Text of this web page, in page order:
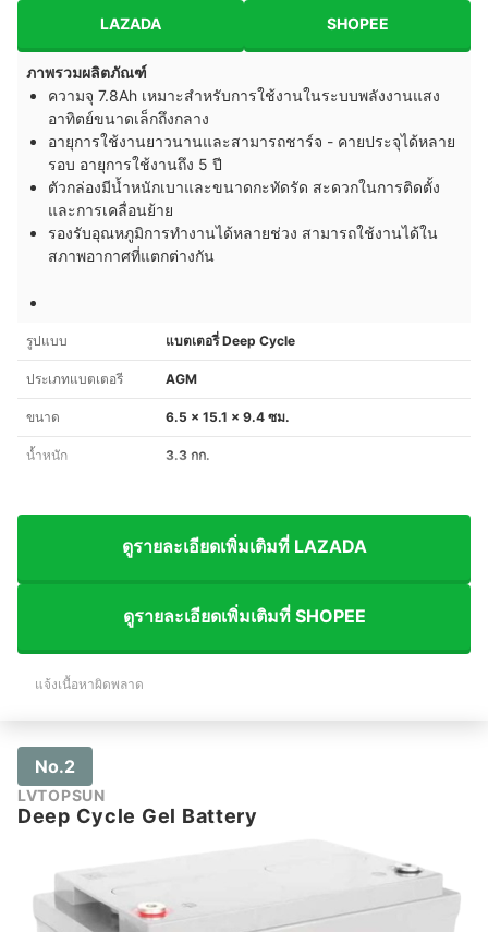
LAZADA SHOPEE
ภาพรวมผลิตภัณฑ์
ความจุ 7.8Ah เหมาะสำหรับการใช้งานในระบบพลังงานแสง
อาทิตย์ขนาดเล็กถึงกลาง
อายุการใช้งานยาวนานและสามารถชาร์จ - คายประจุได้หลาย
รอบ อายุการใช้งานถึง 5 ปี
ตัวกล่องมีน้ำหนักเบาและขนาดกะทัดรัด สะดวกในการติดตั้ง
และการเคลื่อนย้าย
รองรับอุณหภูมิการทำงานได้หลายช่วง สามารถใช้งานได้ใน
สภาพอากาศที่แตกต่างกัน
รูปแบบ แบตเตอรี่ Deep Cycle
ประเภทแบตเตอรี AGM
ขนาด 6.5 x 15.1 x 9.4 ซม.
น้ำหนัก 3.3 กก.
ดูรายละเอียดเพิ่มเติมที่ LAZADA
ดูรายละเอียดเพิ่มเติมที่ SHOPEE
แจ้งเนื้อหาผิดพลาด
No.2
LVTOPSUN
Deep Cycle Gel Battery